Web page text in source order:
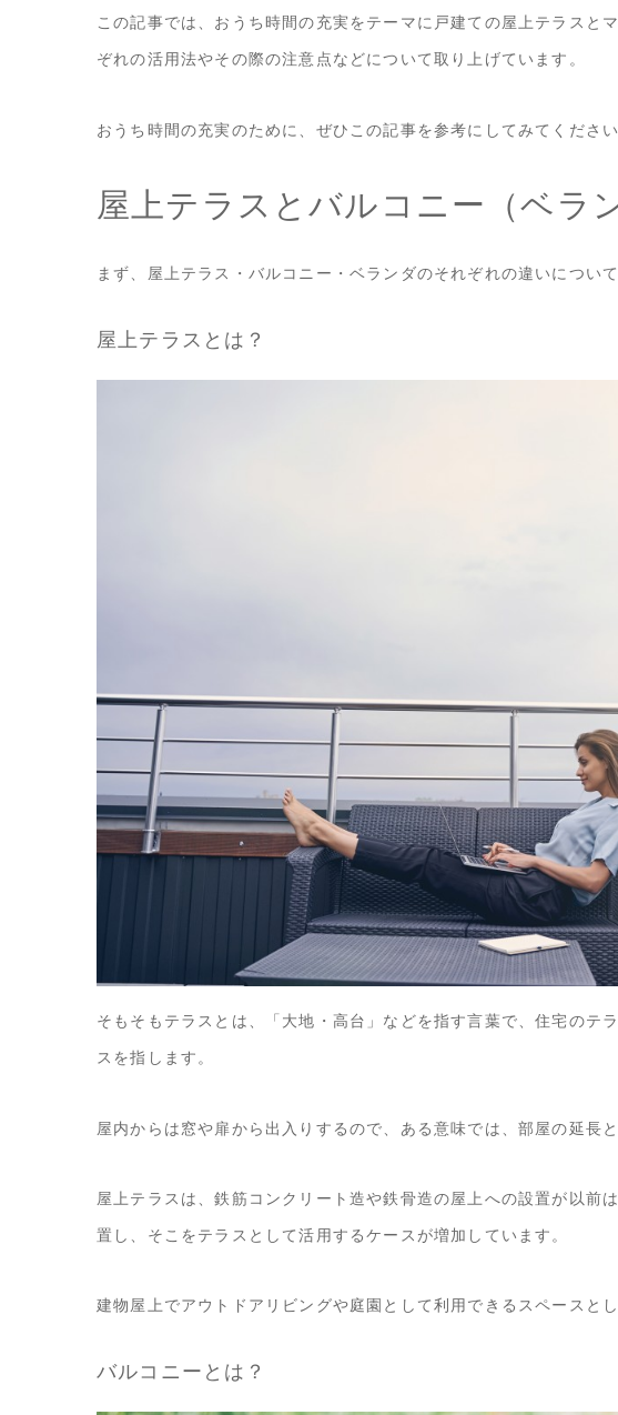
この記事では、おうち時間の充実をテーマに戸建ての屋上テラスと
ぞれの活用法やその際の注意点などについて取り上げています。
おうち時間の充実のために、ぜひこの記事を参考にしてみてください
屋上テラスとバルコニー（ベラ
まず、屋上テラス・バルコニー・ベランダのそれぞれの違いについ
屋上テラスとは？
そもそもテラスとは、「大地・高台」などを指す言葉で、住宅のテ
スを指します。
屋内からは窓や扉から出入りするので、ある意味では、部屋の延長
屋上テラスは、鉄筋コンクリート造や鉄骨造の屋上への設置が以前
置し、そこをテラスとして活用するケースが増加しています。
建物屋上でアウトドアリビングや庭園として利用できるスペースと
バルコニーとは？